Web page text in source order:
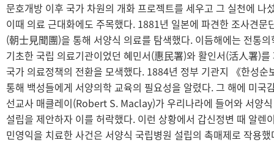
문호개방 이후 국가 차원의 개화 프로젝트를 세우고 그 실천에 나
이때 의료 근대화에도 주목했다. 1881년 일본에 파견한 조사견문
(朝士見聞團)을 통해 서양식 의료를 탐색했다. 이듬해에는 전통의
기초한 국립 의료기관이었던 혜민서(惠民署)와 활인서(活人署)를
국가 의료정책의 전환을 모색했다. 1884년 정부 기관지 《한성순
통해 백성들에게 서양의학 교육의 필요성을 알렸다. 그 해에 미국
선교사 매클레이(Robert S. Maclay)가 우리나라에 들어와 서양
설립을 제안하자 이를 허락했다. 이런 상황에서 갑신정변 때 알렌
민영익을 치료한 사건은 서양식 국립병원 설립의 촉매제로 작용